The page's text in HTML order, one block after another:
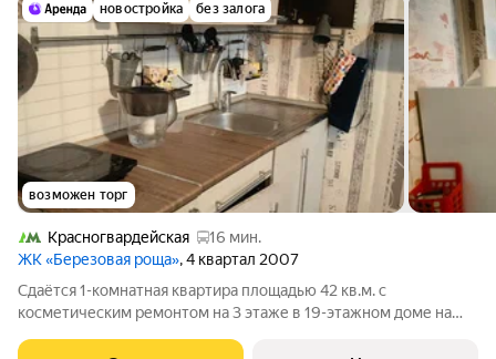
новостройка без залога
возможен торг
Красногвардейская
16 мин.
ЖК «Березовая роща», 4 квартал 2007
Сдаётся 1-комнатная квартира площадью 42 кв.м. с
косметическим ремонтом на 3 этаже в 19-этажном доме на